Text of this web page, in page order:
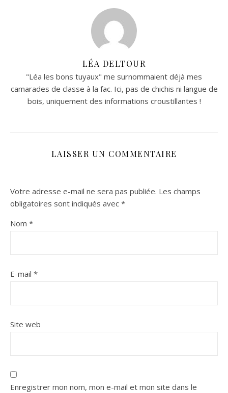
LÉA DELTOUR
"Léa les bons tuyaux" me surnommaient déjà mes
camarades de classe à la fac. Ici, pas de chichis ni langue de
bois, uniquement des informations croustillantes !
LAISSER UN COMMENTAIRE
Votre adresse e-mail ne sera pas publiée. Les champs
obligatoires sont indiqués avec *
Nom *
E-mail *
Site web
Enregistrer mon nom, mon e-mail et mon site dans le